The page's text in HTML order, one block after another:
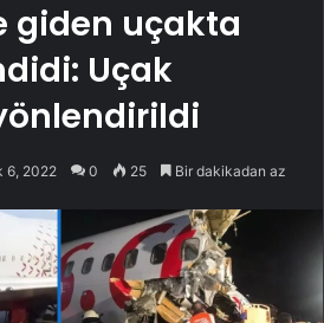
giden uçakta
Uçak
6, 2022 0 25 Bir dakikadan az